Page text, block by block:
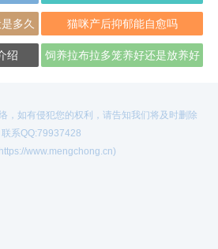
多久 猫咪产后抑郁能自愈吗
绍 饲养拉布拉多笼养好还是放养好
，如有侵犯您的权利，请告知我们将及时删除
联系QQ:79937428
www.mengchong.cn)